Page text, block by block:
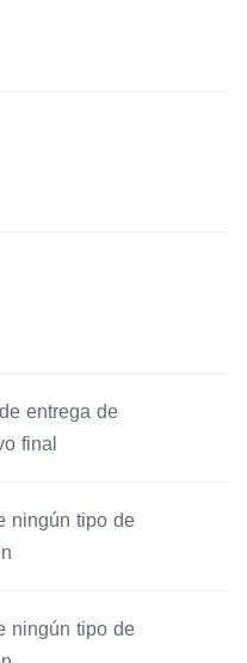
entrega de
final
ningún tipo de
ningún tipo de